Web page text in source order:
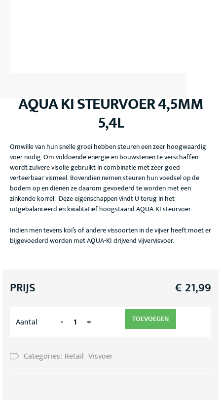
AQUA KI STEURVOER 4,5MM
5,4L
Omwille van hun snelle groei hebben steuren een zeer hoogwaardig
voer nodig. Om voldoende energie en bouwstenen te verschaffen
wordt zuivere visolie gebruikt in combinatie met zeer goed
verteerbaar vismeel. Bovendien nemen steuren hun voedsel op de
bodem op en dienen ze daarom gevoederd te worden met een
zinkende korrel. Deze eigenschappen vindt U terug in het
uitgebalanceerd en kwalitatief hoogstaand AQUA-KI steurvoer.
Indien men tevens koi’s of andere vissoorten in de vijver heeft moet er
bijgevoederd worden met AQUA-KI drijvend vijvervisvoer.
PRIJS € 21,99
Aantal - + TOEVOEGEN
Categories: Retail Visvoer